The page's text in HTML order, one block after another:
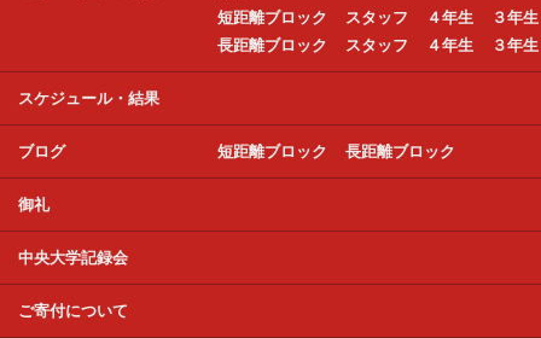
短距離ブロック
スタッフ ４年生
３年生
長距離ブロック
スタッフ ４年生 ３年生
スケジュール・結果
ブログ 短距離ブロック 長距離ブロック
御礼
中央大学記録会
ご寄付について